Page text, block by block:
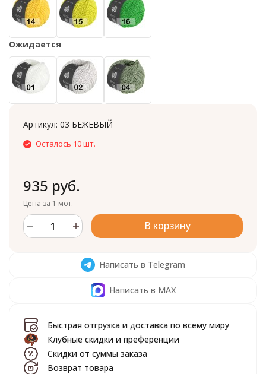
Ожидается
Артикул: 03 БЕЖЕВЫЙ
Осталось 10 шт.
935 руб.
Цена за 1 мот.
В корзину
Написать в Telegram
Написать в MAX
Быстрая отгрузка и доставка по всему миру
Клубные скидки и преференции
Скидки от суммы заказа
Возврат товара